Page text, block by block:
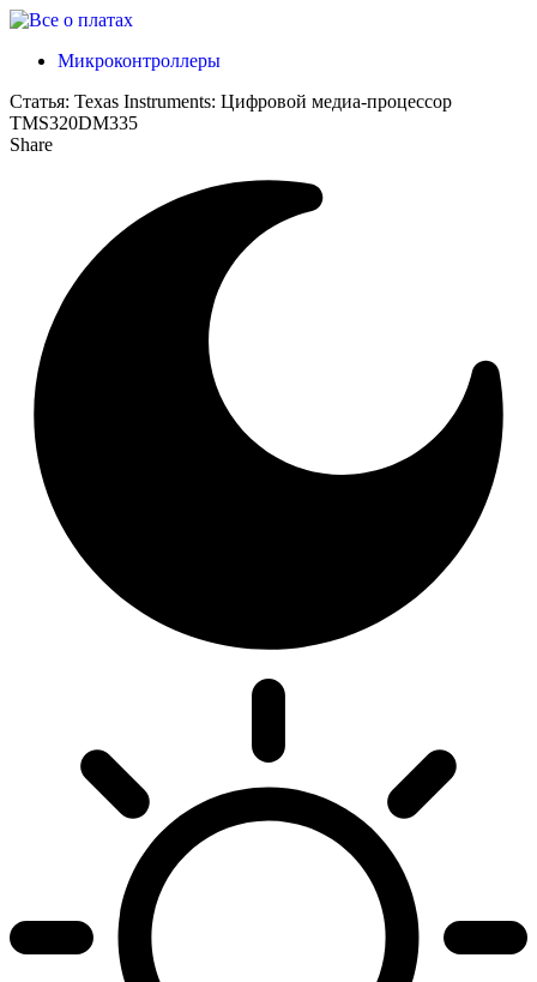
Микроконтроллеры
Статья: Texas Instruments: Цифровой медиа-процессор
TMS320DM335
Share